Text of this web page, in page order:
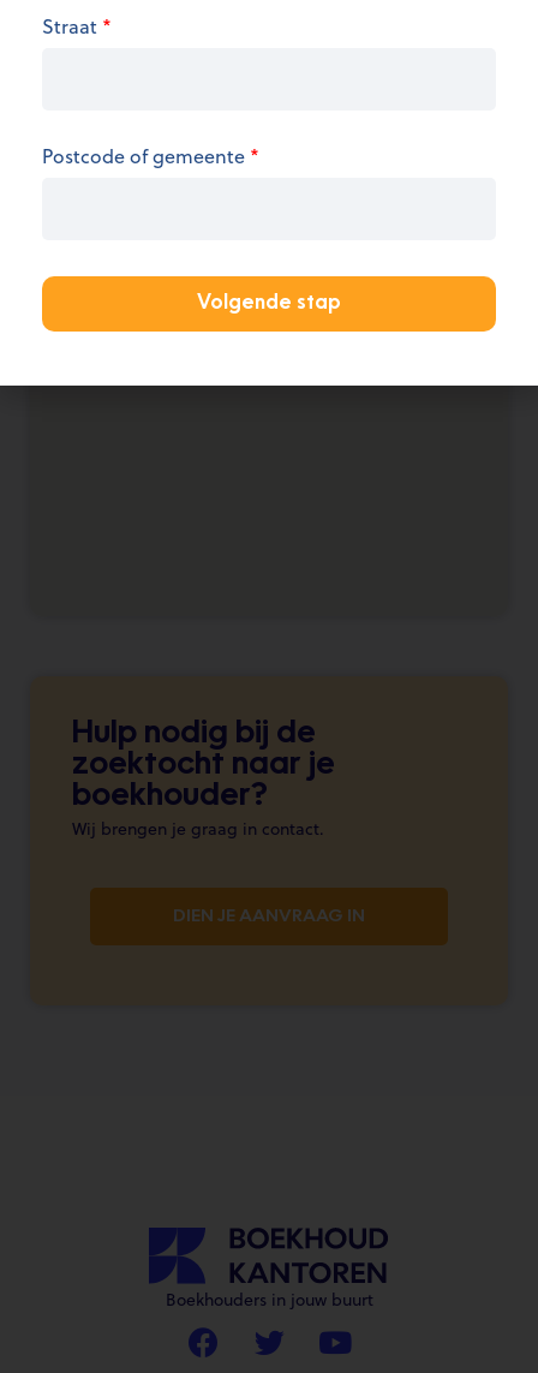
Hulp nodig bij de
zoektocht naar je
boekhouder?
Wij brengen je graag in contact.
DIEN JE AANVRAAG IN
We hebben op dit moment geen informatie over
Boekhouders in jouw buurt
Straat *
Postcode of gemeente *
Volgende stap